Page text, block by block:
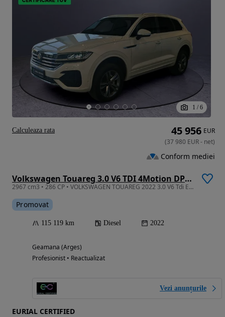
1 / 6
Volkswagen Touareg 3.0 V6 TDI 4Motion DPF Automatik R-Line
2967 cm3 • 286 CP • VOLKSWAGEN TOUAREG 2022 3.0 V6 Tdi Elegance
Promovat
115 119 km Diesel 2022
Geamana (Arges)
Profesionist • Reactualizat
Vezi anunțurile
EURIAL CERTIFIED
45 956 EUR
(37 980 EUR- net)
Conform mediei
Calculeaza rata